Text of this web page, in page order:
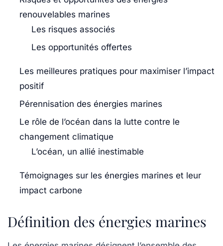
renouvelables marines
Les risques associés
Les opportunités offertes
Les meilleures pratiques pour maximiser l’impact
positif
Pérennisation des énergies marines
Le rôle de l’océan dans la lutte contre le
changement climatique
L’océan, un allié inestimable
Témoignages sur les énergies marines et leur
impact carbone
Définition des énergies marines